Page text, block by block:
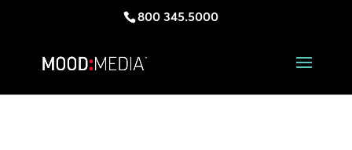
800 345.5000